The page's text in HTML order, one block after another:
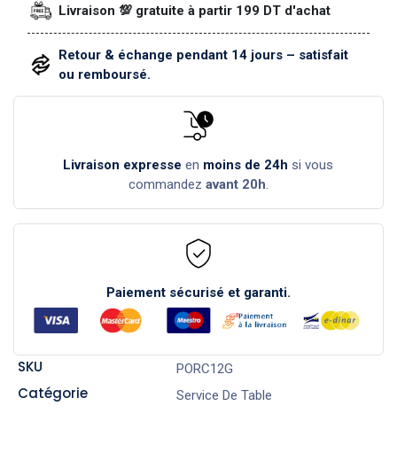
Livraison 💯 gratuite à partir 199 DT d'achat
Retour & échange pendant 14 jours – satisfait
ou remboursé.
Livraison expresse en moins de 24h si vous
commandez avant 20h.
Paiement sécurisé et garanti.
SKU PORC12G
Catégorie Service De Table